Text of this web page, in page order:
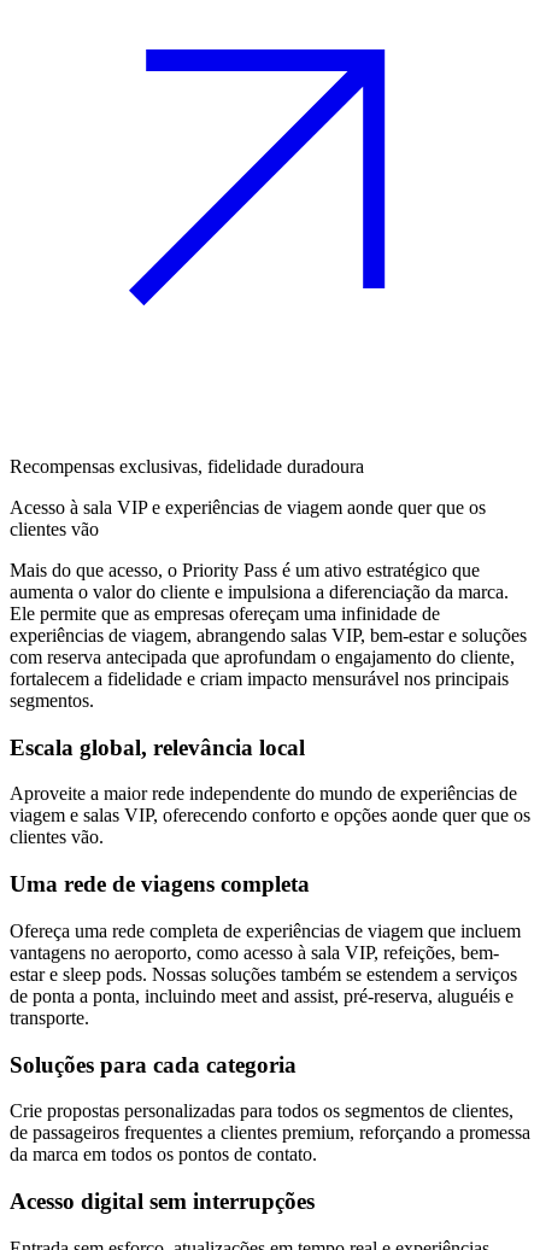
Recompensas exclusivas, fidelidade duradoura
Acesso à sala VIP e experiências de viagem aonde quer que os
clientes vão
Mais do que acesso, o Priority Pass é um ativo estratégico que
aumenta o valor do cliente e impulsiona a diferenciação da marca.
Ele permite que as empresas ofereçam uma infinidade de
experiências de viagem, abrangendo salas VIP, bem-estar e soluções
com reserva antecipada que aprofundam o engajamento do cliente,
fortalecem a fidelidade e criam impacto mensurável nos principais
segmentos.
Escala global, relevância local
Aproveite a maior rede independente do mundo de experiências de
viagem e salas VIP, oferecendo conforto e opções aonde quer que os
clientes vão.
Uma rede de viagens completa
Ofereça uma rede completa de experiências de viagem que incluem
vantagens no aeroporto, como acesso à sala VIP, refeições, bem-
estar e sleep pods. Nossas soluções também se estendem a serviços
de ponta a ponta, incluindo meet and assist, pré-reserva, aluguéis e
transporte.
Soluções para cada categoria
Crie propostas personalizadas para todos os segmentos de clientes,
de passageiros frequentes a clientes premium, reforçando a promessa
da marca em todos os pontos de contato.
Acesso digital sem interrupções